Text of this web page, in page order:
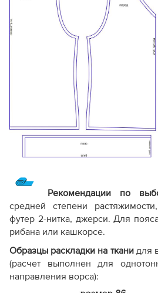
Рекомендации по
средней степени
футер 2-нитка, джерси. Для
рибана или кашкорсе.
Образцы раскладки на ткани для
(расчет выполнен для
направления ворса):